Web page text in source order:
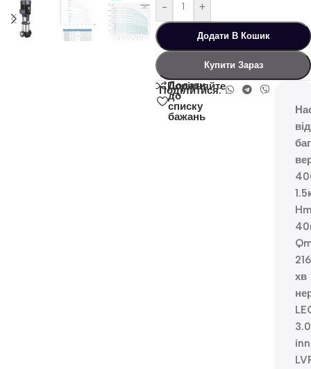
- +
Додати В Кошик
Купити Зараз
Порівняйте
Додати
до
списку
бажань
Поділитися:
хв
3.0